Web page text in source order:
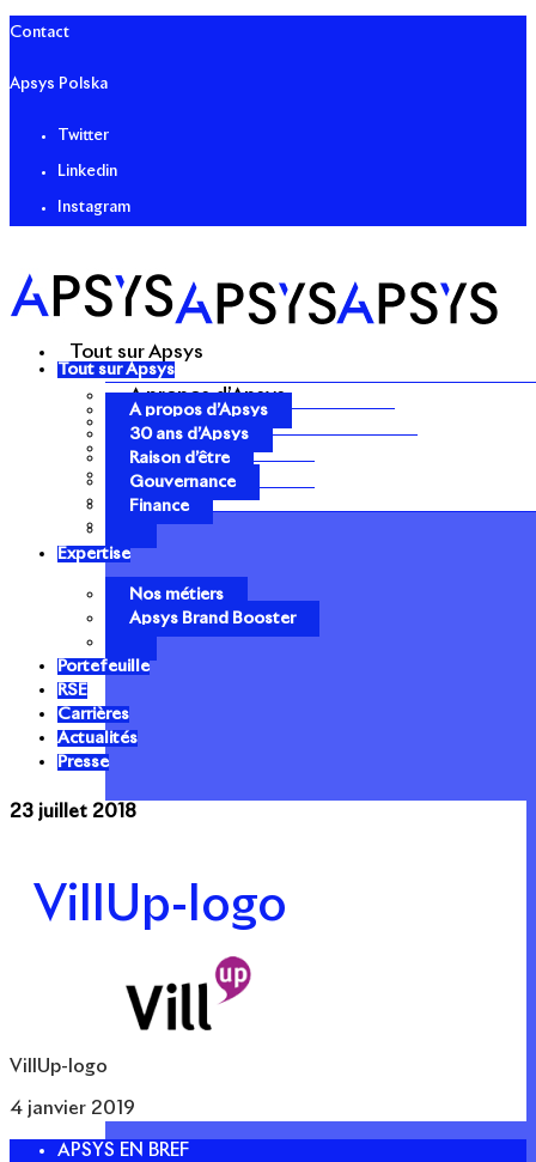
Contact
Apsys Polska
Twitter
Linkedin
Instagram
Tout sur Apsys
A propos d’Apsys
30 ans d’Apsys
Raison d’être
Gouvernance
Finance
Tout sur Apsys
A propos d’Apsys
30 ans d’Apsys
Raison d’être
Gouvernance
Finance
Expertise
Nos métiers
Apsys Brand Booster
Portefeuille
RSE
Carrières
Actualités
Presse
23 juillet 2018
VillUp-logo
VillUp-logo
4 janvier 2019
APSYS EN BREF